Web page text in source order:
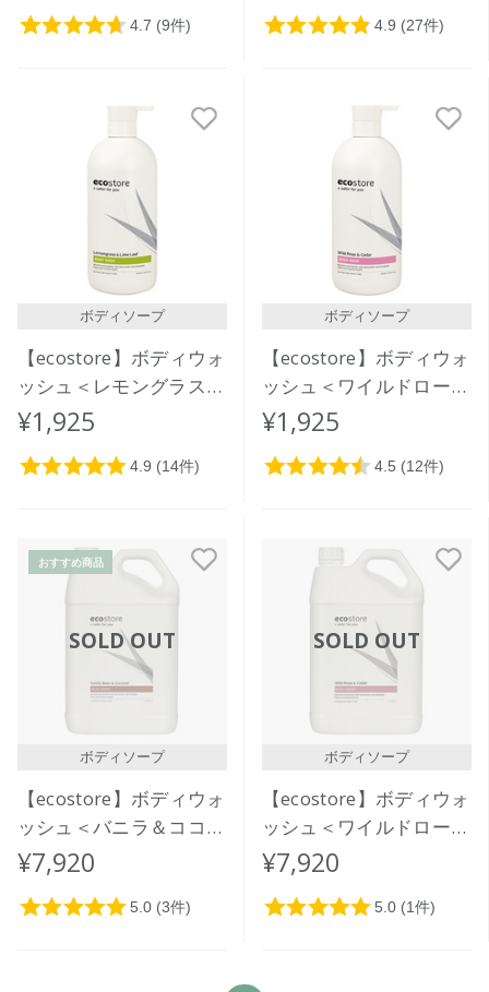
ボディソープ
【ecostore】ボディウォ
ッシュ＜レモングラス＆
ライムリーフ＞ 900mL
¥1,925
ボディソープ
【ecostore】ボディウォ
ッシュ＜ワイルドローズ
＆シダー＞900mL
¥1,925
SOLD OUT
おすすめ商品
ボディソープ
【ecostore】ボディウォ
ッシュ＜バニラ＆ココナ
ッツ＞5L
¥7,920
SOLD OUT
ボディソープ
【ecostore】ボディウォ
ッシュ＜ワイルドローズ
＆シダー＞5L
¥7,920